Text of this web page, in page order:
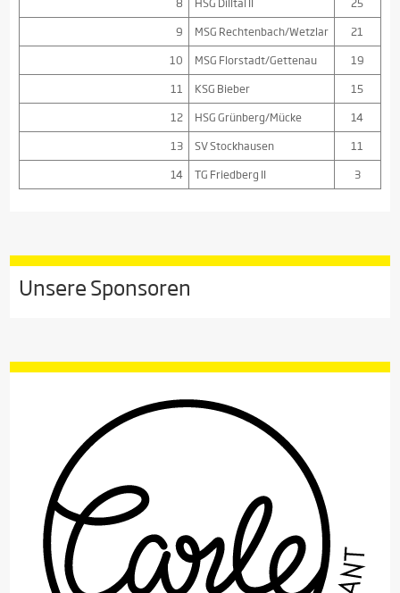
9
MSG Rechtenbach/Wetzlar
21
10
MSG Florstadt/Gettenau
19
11
KSG Bieber
15
12
HSG Grünberg/Mücke
14
13
SV Stockhausen
11
14
TG Friedberg II 3
Unsere Sponsoren